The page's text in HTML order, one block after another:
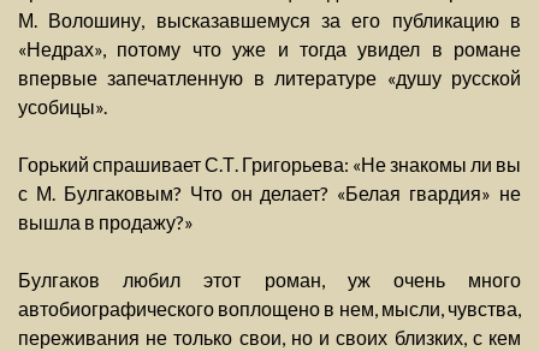
М. Волошину, высказавшемуся за его публикацию в
«Недрах», потому что уже и тогда увидел в романе
впервые запечатленную в литературе «душу русской
усобицы».
Горький спрашивает С.Т. Григорьева: «Не знакомы ли вы
с М. Булгаковым? Что он делает? «Белая гвардия» не
вышла в продажу?»
Булгаков любил этот роман, уж очень много
автобиографического воплощено в нем, мысли, чувства,
переживания не только свои, но и своих близких, с кем